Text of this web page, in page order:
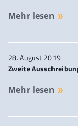
Mehr lesen
28. August 2019
Zweite
Mehr lesen